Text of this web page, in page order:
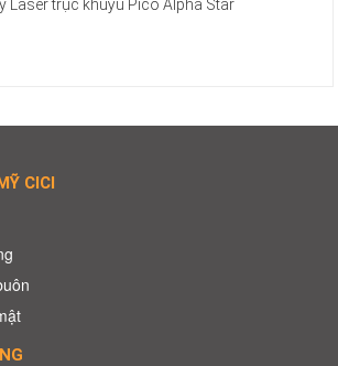
Laser trục khuỷu Pico Alpha Star
CICI